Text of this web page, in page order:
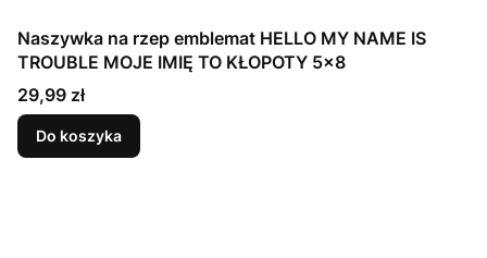
Naszywka na rzep emblemat HELLO MY NAME IS
TROUBLE MOJE IMIĘ TO KŁOPOTY 5x8
Cena
29,99 zł
Do koszyka